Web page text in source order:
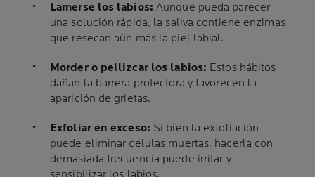
Lamerse los labios: Aunque pueda parecer
una solución rápida, la saliva contiene enzimas
que resecan aún más la piel labial.
Morder o pellizcar los labios: Estos hábitos
dañan la barrera protectora y favorecen la
aparición de grietas.
Exfoliar en exceso: Si bien la exfoliación
puede eliminar células muertas, hacerla con
demasiada frecuencia puede irritar y